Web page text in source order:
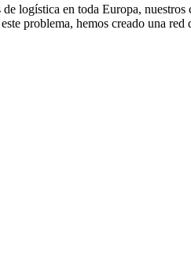
logística en toda Europa,
problema, hemos creado una